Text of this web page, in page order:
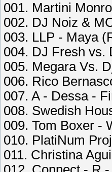
001. Martini
002. DJ Noiz &
003. LLP - Maya
004. DJ Fresh vs.
005. Megara Vs.
006. Rico
007. A - Dessa -
008. Swedish
009. Tom Boxer -
010. PlatiNum
011. Christina